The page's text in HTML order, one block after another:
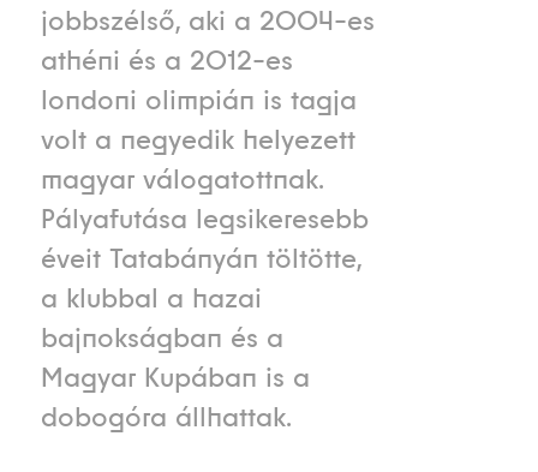
jobbszélső, aki a 2004-es
athéni és a 2012-es
londoni olimpián is tagja
volt a negyedik helyezett
magyar válogatottnak.
Pályafutása legsikeresebb
éveit Tatabányán töltötte,
a klubbal a hazai
bajnokságban és a
Magyar Kupában is a
dobogóra állhattak.